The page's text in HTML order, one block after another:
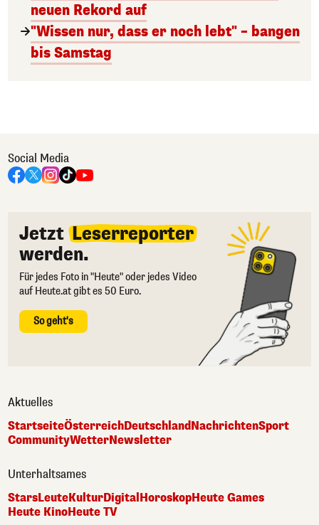
neuen Rekord auf
"Wissen nur, dass er noch lebt" – bangen
bis Samstag
Social Media
Jetzt Leserreporter
werden.
Für jedes Foto in "Heute" oder jedes Video
auf Heute.at gibt es 50 Euro.
So geht's
Aktuelles
StartseiteÖsterreichDeutschlandNachrichtenSport
CommunityWetterNewsletter
Unterhaltsames
StarsLeuteKulturDigital HoroskopHeute Games
Heute KinoHeute TV